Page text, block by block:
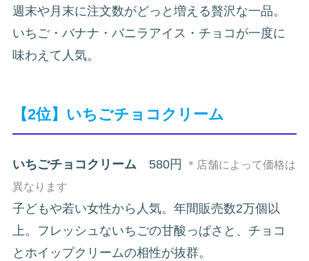
週末や月末に注文数がどっと増える贅沢な一品。
いちご・バナナ・バニラアイス・チョコが一度に
味わえて人気。
【2位】いちごチョコクリーム
いちごチョコクリーム 580円
＊店舗によって価格は
異なります
子どもや若い女性から人気。年間販売数2万個以
上。フレッシュないちごの甘酸っぱさと、チョコ
とホイップクリームの相性が抜群。